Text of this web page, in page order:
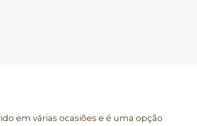
em várias ocasiões e é uma opção